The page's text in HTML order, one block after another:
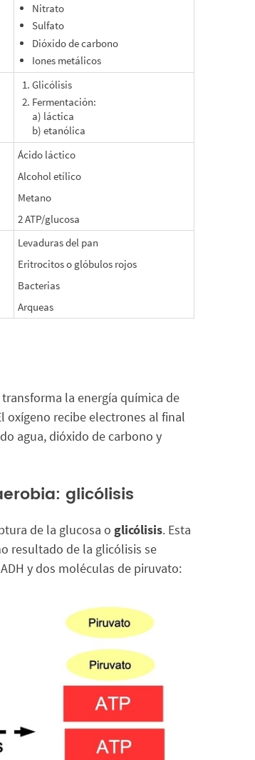
Nitrato
Sulfato
Dióxido de carbono
Iones metálicos
Glicólisis
Fermentación:
a) láctica
b) etanólica
Ácido láctico
Alcohol etílico
Metano
2 ATP/glucosa
Levaduras del pan
Eritrocitos o glóbulos rojos
Bacterias
Arqueas
la energía química de
oxígeno recibe electrones al final
agua, dióxido de carbono y
glicólisis
de la glucosa o glicólisis. Esta
resultado de la glicólisis se
y dos moléculas de piruvato: